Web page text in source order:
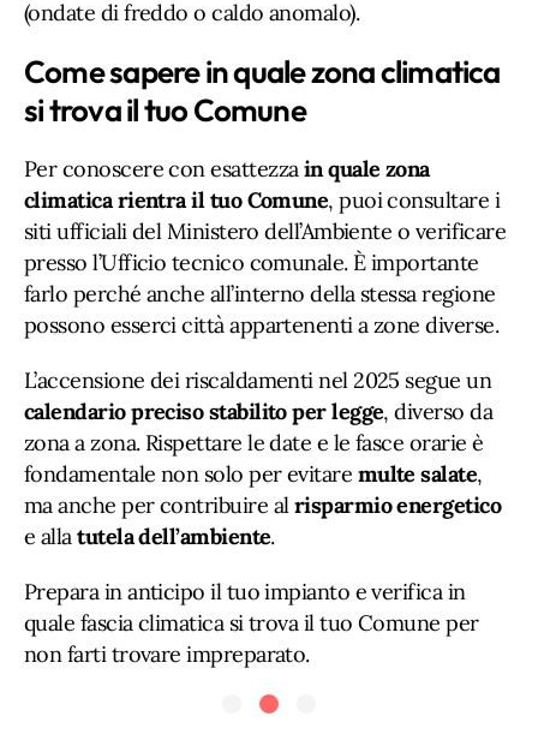
(ondate di freddo o caldo anomalo).
Come sapere in quale zona climatica
si trova il tuo Comune
Per conoscere con esattezzain quale zona
climatica rientra il tuo Comune, puoi consultare i
siti ufficiali del Ministero dell’Ambiente o verificare
presso l’Ufficio tecnico comunale. È importante
farlo perché anche all’interno della stessa regione
possono esserci città appartenenti a zone diverse.
L’accensione dei riscaldamenti nel 2025 segue un
calendario preciso stabilito per legge, diverso da
zona a zona. Rispettare le date e le fasce orarie è
fondamentale non solo per evitare multe salate,
ma anche per contribuire alrisparmio energetico
e allatutela dell’ambiente.
Prepara in anticipo il tuo impianto e verifica in
quale fascia climatica si trova il tuo Comune per
non farti trovare impreparato.